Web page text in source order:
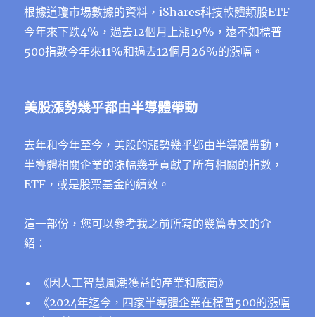
根據道瓊市場數據的資料，iShares科技軟體類股ETF
今年來下跌4%，過去12個⽉上漲19%，遠不如標普
500指數今年來11%和過去12個⽉26%的漲幅。
美股漲勢幾乎都由半導體帶動
去年和今年至今，美股的漲勢幾乎都由半導體帶動，
半導體相關企業的漲幅幾乎貢獻了所有相關的指數，
ETF，或是股票基金的績效。
這一部份，您可以參考我之前所寫的幾篇專文的介
紹：
《因人工智慧風潮獲益的產業和廠商》
《2024年迄今，四家半導體企業在標普500的漲幅